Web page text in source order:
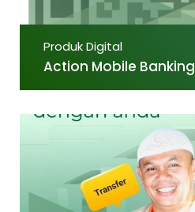
Produk Digital
Action Mobile Banking